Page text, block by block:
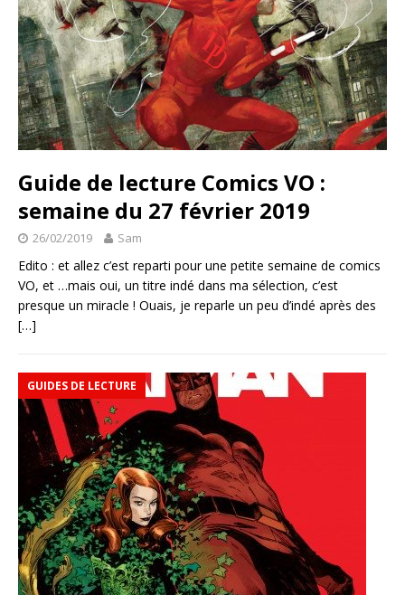
Guide de lecture Comics VO :
semaine du 27 février 2019
26/02/2019 Sam
Edito : et allez c’est reparti pour une petite semaine de comics
VO, et …mais oui, un titre indé dans ma sélection, c’est
presque un miracle ! Ouais, je reparle un peu d’indé après des
[…]
GUIDES DE LECTURE